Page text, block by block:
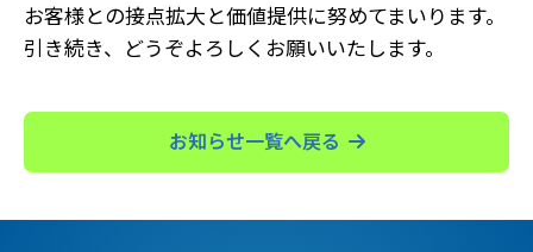
お客様との接点拡大と価値提供に努めてまいります。
引き続き、どうぞよろしくお願いいたします。
お知らせ一覧へ戻る